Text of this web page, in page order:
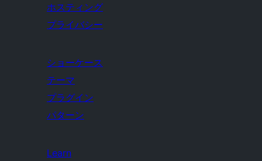
ホスティング
プライバシー
ショーケース
テーマ
プラグイン
パターン
Learn